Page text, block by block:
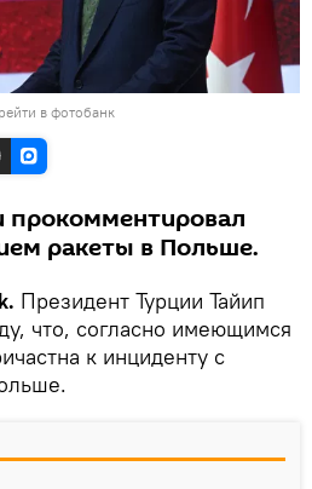
в фотобанк
прокомментировал
ракеты в Польше.
Президент Турции Тайип
что, согласно имеющимся
к инциденту с